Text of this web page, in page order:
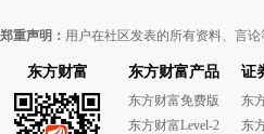
郑重声明： 用户在社区发表的所有资料、言
东方财富 东方财富产品
东方财富免费版
东方财富Level-2
证
东
东